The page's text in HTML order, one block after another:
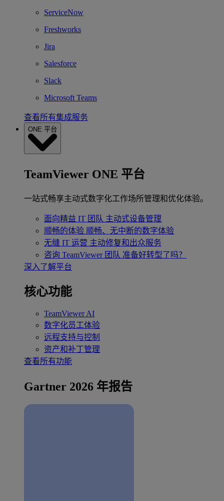
ServiceNow
Freshworks
Jira
Salesforce
Slack
Microsoft Teams
查看所有集成服务
ONE 平台
TeamViewer ONE 平台
一站式畅享主动式数字化工作场所管理和优化体验。
面向精益 IT 团队 主动式设备管理
顺畅的体验 顺畅、无中断的数字体验
无缝 IT 运营 主动修复和出众服务
咨询 TeamViewer 团队 准备好转型了吗？
深入了解平台
核心功能
TeamViewer AI
数字化员工体验
远程支持与控制
资产和补丁管理
查看所有功能
Gartner 2026 年报告